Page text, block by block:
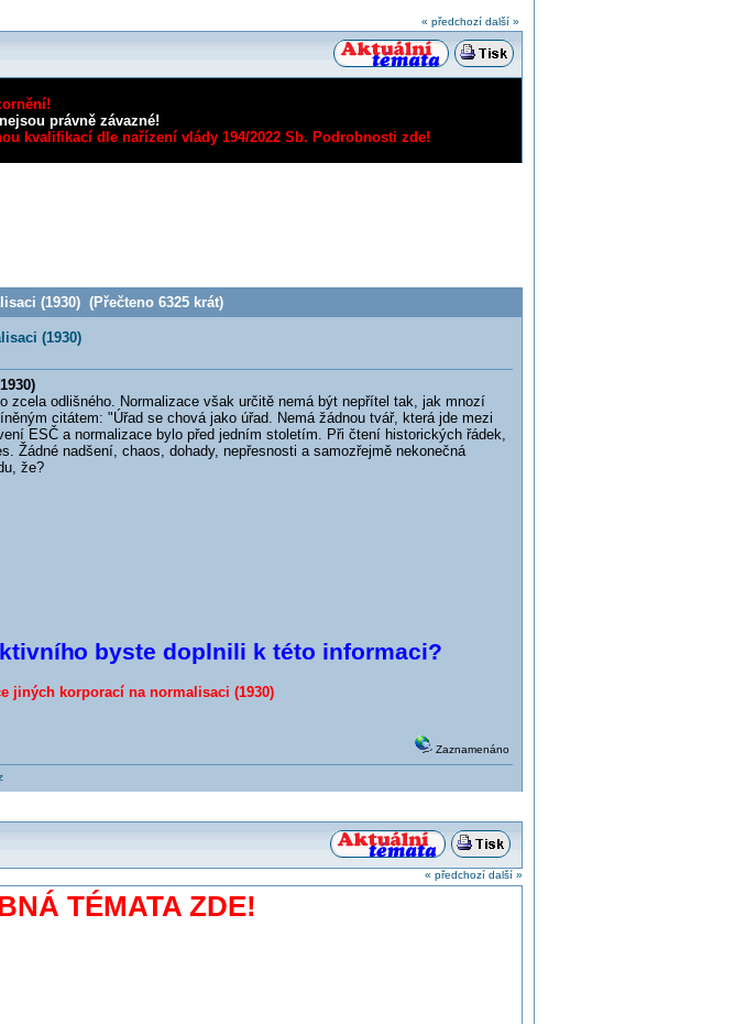
« předchozí další »
právně závazné!
kvalifikací dle nařízení vlády 194/2022 Sb. Podrobnosti zde!
(1930) (Přečteno 6325 krát)
(1930)
odlišného. Normalizace však určitě nemá být nepřítel tak, jak mnozí
citátem: "Úřad se chová jako úřad. Nemá žádnou tvář, která jde mezi
ESČ a normalizace bylo před jedním stoletím. Při čtení historických řádek,
Žádné nadšení, chaos, dohady, nepřesnosti a samozřejmě nekonečná
že?
o byste doplnili k této informaci?
jiných korporací na normalisaci (1930)
Zaznamenáno
« předchozí další »
TÉMATA ZDE!